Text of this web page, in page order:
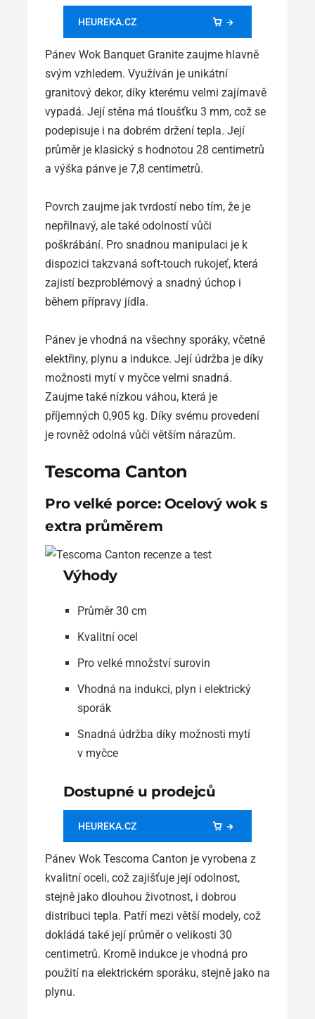
HEUREKA.CZ
Pánev Wok Banquet Granite zaujme hlavně
svým vzhledem. Využíván je unikátní
granitový dekor, díky kterému velmi zajímavě
vypadá. Její stěna má tloušťku 3 mm, což se
podepisuje i na dobrém držení tepla. Její
průměr je klasický s hodnotou 28 centimetrů
a výška pánve je 7,8 centimetrů.
Povrch zaujme jak tvrdostí nebo tím, že je
nepřilnavý, ale také odolností vůči
poškrábání. Pro snadnou manipulaci je k
dispozici takzvaná soft-touch rukojeť, která
zajistí bezproblémový a snadný úchop i
během přípravy jídla.
Pánev je vhodná na všechny sporáky, včetně
elektřiny, plynu a indukce. Její údržba je díky
možnosti mytí v myčce velmi snadná.
Zaujme také nízkou váhou, která je
příjemných 0,905 kg. Díky svému provedení
je rovněž odolná vůči větším nárazům.
Tescoma Canton
Pro velké porce: Ocelový wok s
extra průměrem
Výhody
Průměr 30 cm
Kvalitní ocel
Pro velké množství surovin
Vhodná na indukci, plyn i elektrický
sporák
Snadná údržba díky možnosti mytí
v myčce
Dostupné u prodejců
HEUREKA.CZ
Pánev Wok Tescoma Canton je vyrobena z
kvalitní oceli, což zajišťuje její odolnost,
stejně jako dlouhou životnost, i dobrou
distribuci tepla. Patří mezi větší modely, což
dokládá také její průměr o velikosti 30
centimetrů. Kromě indukce je vhodná pro
použití na elektrickém sporáku, stejně jako na
plynu.